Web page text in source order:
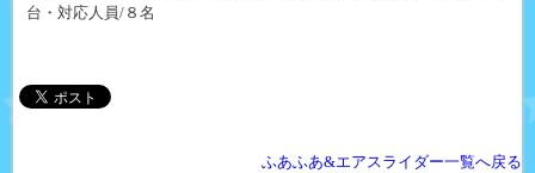
台・対応人員/８名
ふあふあ&エアスライダー一覧へ戻る